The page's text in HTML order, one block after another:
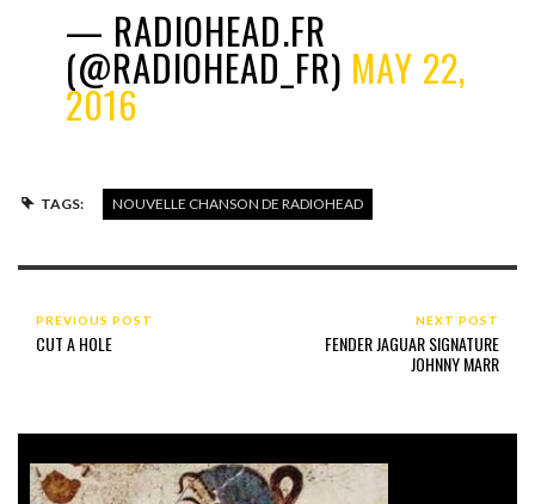
— RADIOHEAD.FR
(@RADIOHEAD_FR) MAY 22,
2016
TAGS: NOUVELLE CHANSON DE RADIOHEAD
PREVIOUS POST
CUT A HOLE
NEXT POST
FENDER JAGUAR SIGNATURE
JOHNNY MARR